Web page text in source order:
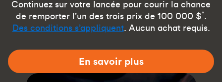
Continuez sur votre lancée pour courir la chance
de remporter l’un des trois prix de 100 000 $*.
Des conditions s’appliquent. Aucun achat requis.
En savoir plus